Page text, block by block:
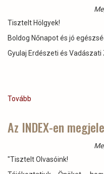
Tisztelt Hölgyek!
Boldog Nőnapot és jó
Gyulaj Erdészeti és Vadászati
Tovább
Az INDEX-en
"Tisztelt Olvasóink!